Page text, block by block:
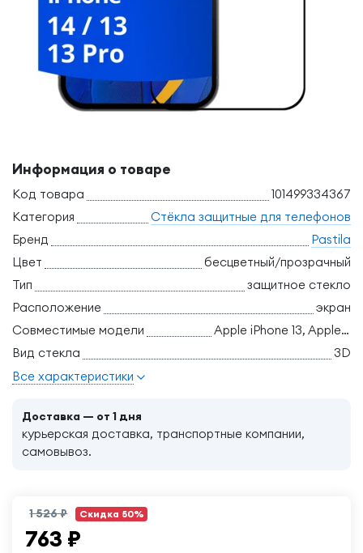
Информация о товаре
Код товара
101499334367
Категория
Стёкла защитные для телефонов
Бренд
Pastila
Цвет
бесцветный/прозрачный
Тип
защитное стекло
Расположение
экран
Совместимые модели
Apple iPhone 13, Apple iPhone 13 Pro, Apple iPhone 14
Вид стекла
3D
Все характеристики
Доставка — от 1 дня
курьерская доставка, транспортные компании,
самовывоз.
1 526 ₽ Скидка 50%
763 ₽